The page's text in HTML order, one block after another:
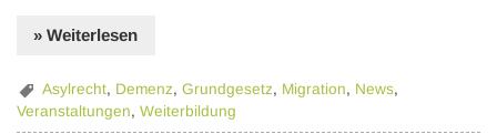
» Weiterlesen
Asylrecht, Demenz,Grundgesetz, Migration, News,
Veranstaltungen,Weiterbildung